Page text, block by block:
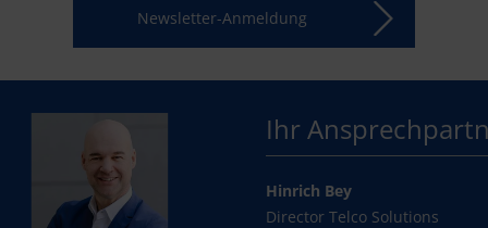
Newsletter-Anmeldung
Ihr
Hinrich Bey
Director Telco Solutions